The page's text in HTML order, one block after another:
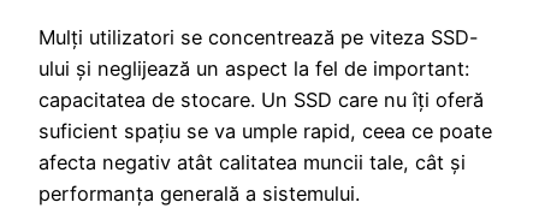
Mulți utilizatori se concentrează pe viteza SSD-
ului și neglijează un aspect la fel de important:
capacitatea de stocare. Un SSD care nu îți oferă
suficient spațiu se va umple rapid, ceea ce poate
afecta negativ atât calitatea muncii tale, cât și
performanța generală a sistemului.